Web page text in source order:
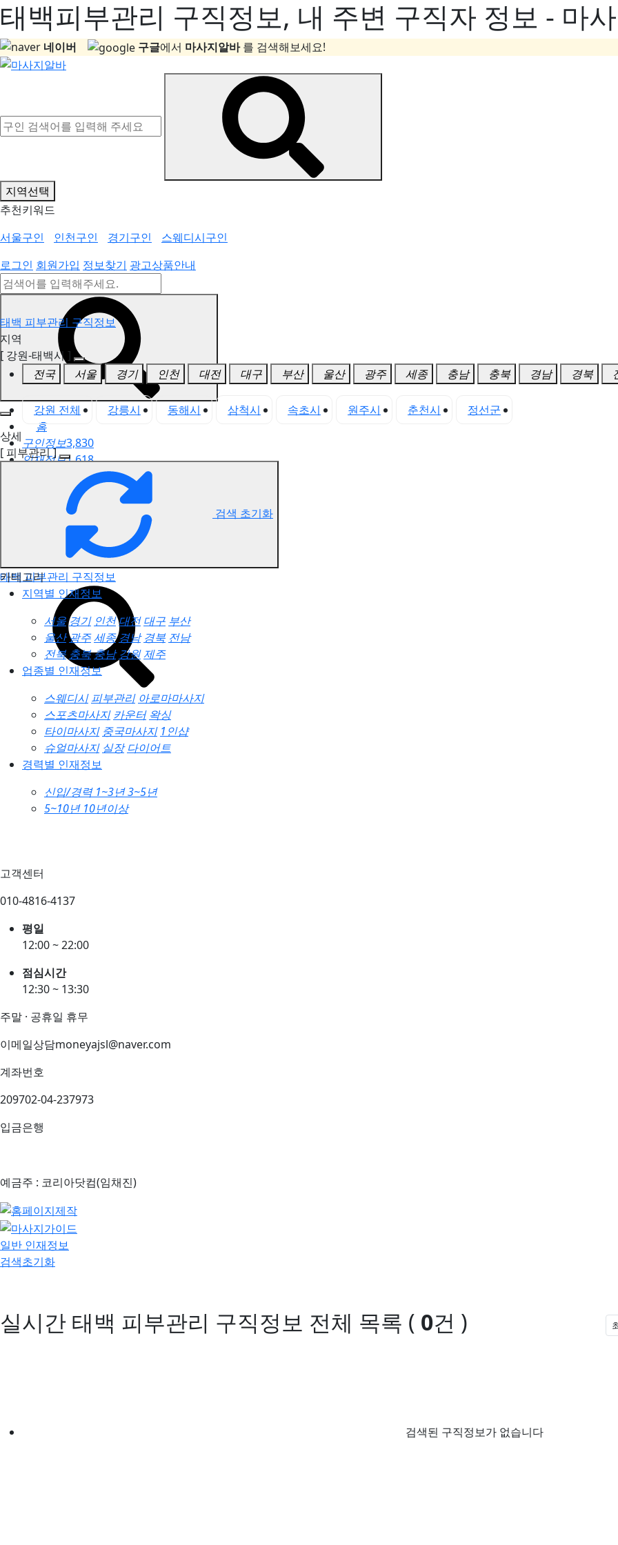
태백피부관리 구직정보, 내 주변 구직자 정보 - 마
네이버 구글에서 마사지알바를 검색해보세요!
지역선택
추천키워드
서울구인
인천구인 경기구인
스웨디시구인
로그인 회원가입 정보찾기 광고상품안내
홈
구인정보3,830
인재정보1,618
고객센터
전국업체정보
마사지가이드
업체 서비스 관리
태백 피부관리 구직정보
태백 피부관리 구직정보
지역
[ 강원-태백시 ]
전국
서울 경기 인천 대전 대구 부산 울산 광주 세종 충남 충북 경남 경북
강원 전체 강릉시 동해시 삼척시 속초시 원주시 춘천시 정선군
상세
[ 피부관리 ]
검색 초기화
카테고리
지역별 인재정보
서울경기 인천대전 대구 부산
울산광주세종경남 경북 전남
전북 충북충남 강원제주
업종별 인재정보
스웨디시 피부관리 아로마마사지
스포츠마사지 카운터 왁싱
타이마사지 중국마사지 1인샵
슈얼마사지 실장 다이어트
경력별 인재정보
신입/경력 1~3년3~5년
5~10년 10년이상
고객센터
010-4816-4137
평일
12:00 ~ 22:00
점심시간
12:30 ~ 13:30
주말 · 공휴일 휴무
이메일상담moneyajsl@naver.com
계좌번호
209702-04-237973
입금은행
예금주 : 코리아닷컴(임채진)
일반 인재정보
검색초기화
실시간 태백 피부관리 구직정보 전체 목록 ( 0건 )
검색된 구직정보가 없습니다